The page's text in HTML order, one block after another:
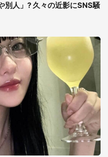
別人」? 久々の近影にSNS騒